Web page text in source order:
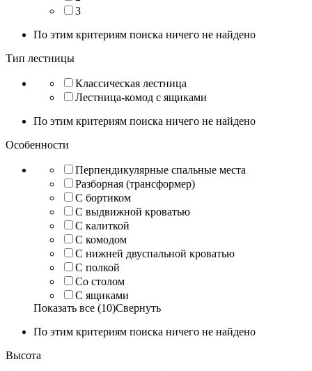
3
По этим критериям поиска ничего не найдено
Тип лестницы
Классическая лестница
Лестница-комод с ящиками
По этим критериям поиска ничего не найдено
Особенности
Перпендикулярные спальные места
Разборная (трансформер)
С бортиком
С выдвижной кроватью
С калиткой
С комодом
С нижней двуспальной кроватью
С полкой
Со столом
С ящиками
Показать все (10)Свернуть
По этим критериям поиска ничего не найдено
Высота